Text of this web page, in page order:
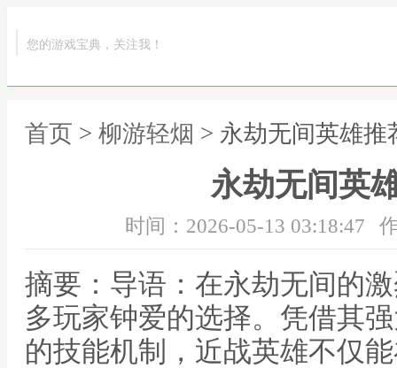
您的游戏宝典，关注我！
首页 > 柳游轻烟 > 永劫无间英雄推
永劫无间英
时间：2026-05-13 03:18:47
摘要：导语：在永劫无间的
多玩家钟爱的选择。凭借其
的技能机制，近战英雄不仅